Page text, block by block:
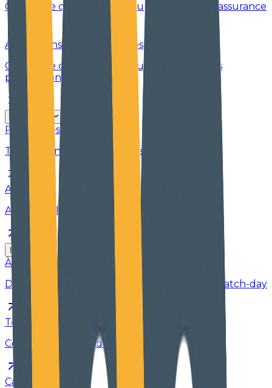
Croissance commerciale pour la finance et l’assurance
Associations professionnelles
Croissance commerciale pour les associations
professionnelles
Ressources
Tout le contenu au même endroit
Académie
Accéder à l’Academy complète
Infos
À propos
Découvrez l’équipe, la vision et l’histoire de Match-day
Témoignages clients
Ce que nos clients disent de nous
Carrières